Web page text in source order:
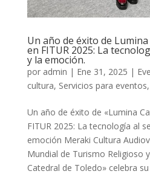
Un año de éxito de
en FITUR 2025: La
y la emoción.
por admin | Ene 31, 2025 |
cultura, Servicios para eventos,
Un año de éxito de «Lumina
FITUR 2025: La tecnología al
emoción Meraki Cultura
Mundial de Turismo Religioso
Catedral de Toledo» celebra